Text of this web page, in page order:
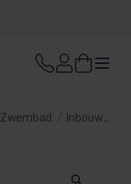
Zwembad Inbouwdelen